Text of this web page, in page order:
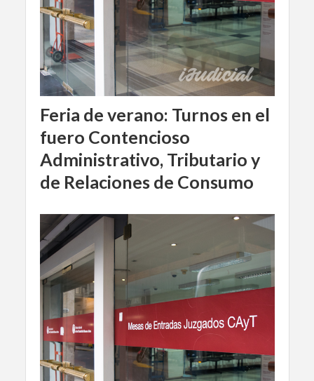
Feria de verano: Turnos en el
fuero Contencioso
Administrativo, Tributario y
de Relaciones de Consumo